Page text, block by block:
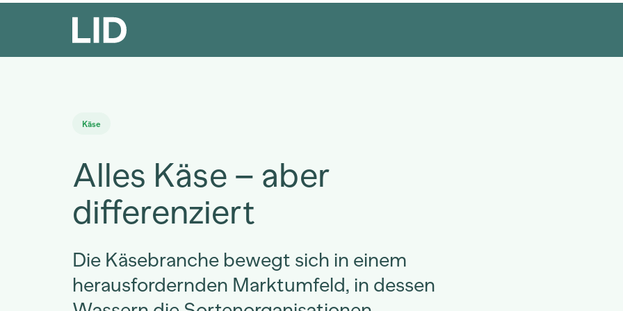
Käse
Alles Käse – aber
differenziert
Die Käsebranche bewegt sich in einem
herausfordernden Marktumfeld, in dessen